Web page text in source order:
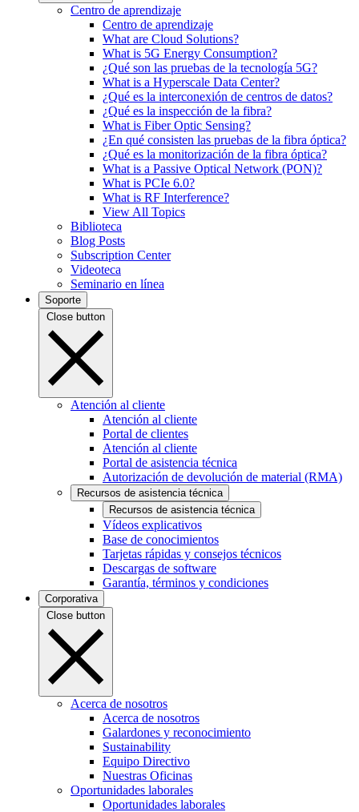
Centro de aprendizaje
Centro de aprendizaje
What are Cloud Solutions?
What is 5G Energy Consumption?
¿Qué son las pruebas de la tecnología 5G?
What is a Hyperscale Data Center?
¿Qué es la interconexión de centros de datos?
¿Qué es la inspección de la fibra?
What is Fiber Optic Sensing?
¿En qué consisten las pruebas de la fibra óptica?
¿Qué es la monitorización de la fibra óptica?
What is a Passive Optical Network (PON)?
What is PCIe 6.0?
What is RF Interference?
View All Topics
Biblioteca
Blog Posts
Subscription Center
Videoteca
Seminario en línea
Soporte
Close button
Atención al cliente
Atención al cliente
Portal de clientes
Atención al cliente
Portal de asistencia técnica
Autorización de devolución de material (RMA)
Recursos de asistencia técnica
Recursos de asistencia técnica
Vídeos explicativos
Base de conocimientos
Tarjetas rápidas y consejos técnicos
Descargas de software
Garantía, términos y condiciones
Corporativa
Close button
Acerca de nosotros
Acerca de nosotros
Galardones y reconocimiento
Sustainability
Equipo Directivo
Nuestras Oficinas
Oportunidades laborales
Oportunidades laborales